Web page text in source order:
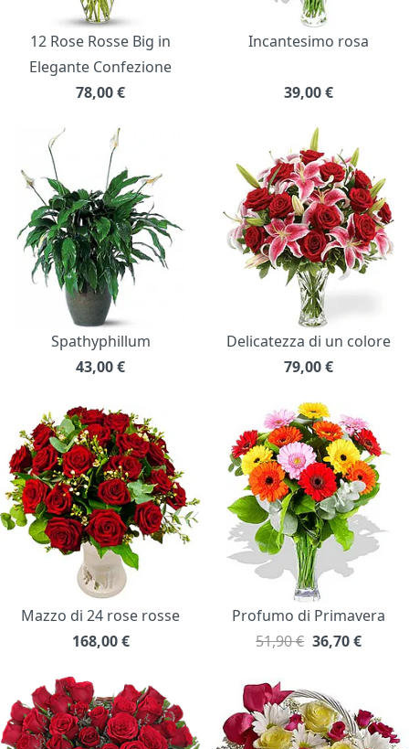
12 Rose Rosse Big in
Elegante Confezione
78,00€
Incantesimo rosa
39,00€
Spathyphillum
43,00€
Delicatezza di un colore
79,00€
Mazzo di 24 rose rosse
168,00 €
Profumo di Primavera
51,90 € 36,70€